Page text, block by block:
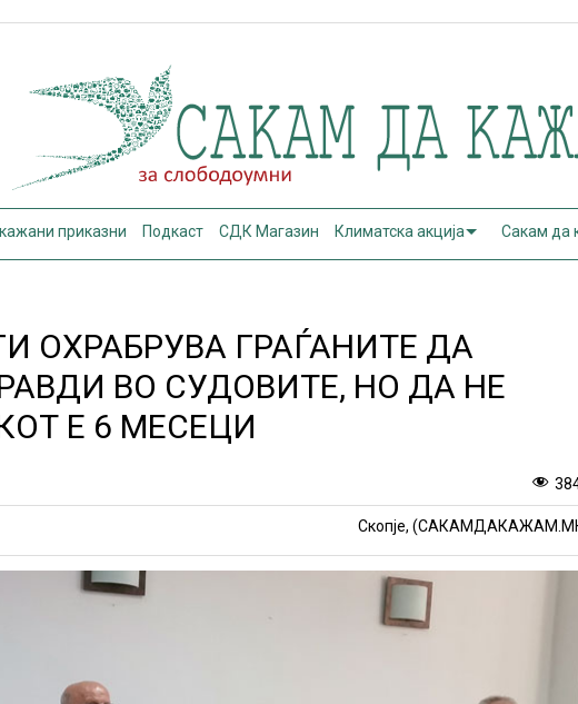
приказни Подкаст СДК Магазин Климатска акција Сакам да
ОХРАБРУВА ГРАЃАНИТЕ ДА
ВО СУДОВИТЕ, НО ДА НЕ
Е 6 МЕСЕЦИ
Скопје,